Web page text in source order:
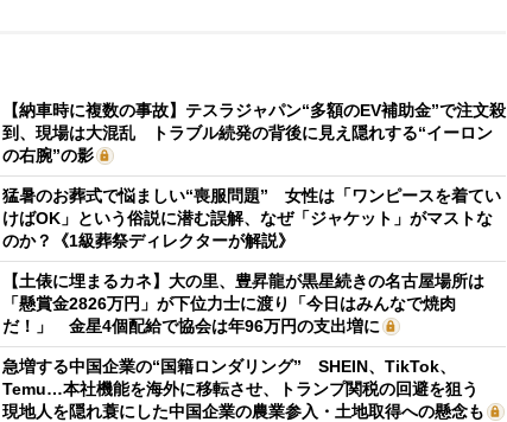
【納車時に複数の事故】テスラジャパン“多額のEV補助金”で注文殺
到、現場は大混乱 トラブル続発の背後に見え隠れする“イーロン
の右腕”の影
猛暑のお葬式で悩ましい“喪服問題” 女性は「ワンピースを着てい
けばOK」という俗説に潜む誤解、なぜ「ジャケット」がマストな
のか？《1級葬祭ディレクターが解説》
【土俵に埋まるカネ】大の里、豊昇龍が黒星続きの名古屋場所は
「懸賞金2826万円」が下位力士に渡り「今日はみんなで焼肉
だ！」 金星4個配給で協会は年96万円の支出増に
急増する中国企業の“国籍ロンダリング” SHEIN、TikTok、
Temu…本社機能を海外に移転させ、トランプ関税の回避を狙う
現地人を隠れ蓑にした中国企業の農業参入・土地取得への懸念も